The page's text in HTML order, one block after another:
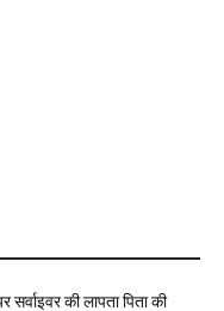
की लापता पिता की